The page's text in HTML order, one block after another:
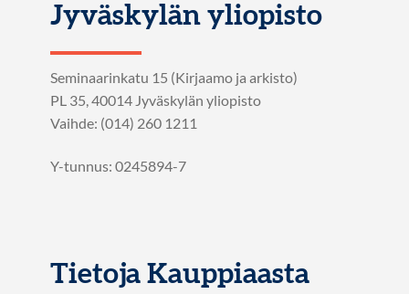
Jyväskylän yliopisto
Seminaarinkatu 15 (Kirjaamo ja arkisto)
PL 35, 40014 Jyväskylän yliopisto
Vaihde: (014) 260 1211
Y-tunnus: 0245894-7
Tietoja Kauppiaasta